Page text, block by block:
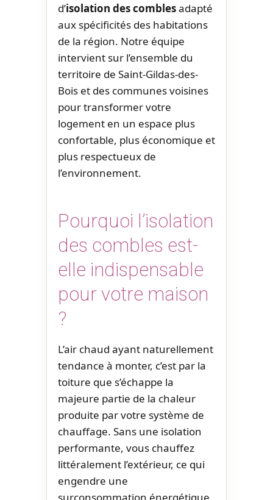
d’isolation des comblesadapté
aux spécificités des habitations
de la région. Notre équipe
intervient sur l’ensemble du
territoire de Saint-Gildas-des-
Bois et des communes voisines
pour transformer votre
logement en un espace plus
confortable, plus économique et
plus respectueux de
l’environnement.
Pourquoi l’isolation
des combles est-
elle indispensable
pour votre maison
?
L’air chaud ayant naturellement
tendance à monter, c’est par la
toiture que s’échappe la
majeure partie de la chaleur
produite par votre système de
chauffage. Sans une isolation
performante, vous chauffez
littéralement l’extérieur, ce qui
engendre une
surconsommation énergétique